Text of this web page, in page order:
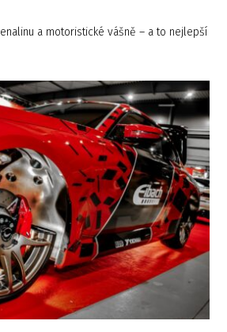
a motoristické vášně – a to nejlepší